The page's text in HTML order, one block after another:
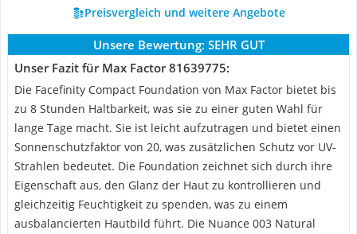
Preisvergleich und weitere Angebote
Unsere Bewertung: SEHR GUT
Unser Fazit für Max Factor 81639775:
Die Facefinity Compact Foundation von Max Factor bietet bis
zu 8 Stunden Haltbarkeit, was sie zu einer guten Wahl für
lange Tage macht. Sie ist leicht aufzutragen und bietet einen
Sonnenschutzfaktor von 20, was zusätzlichen Schutz vor UV-
Strahlen bedeutet. Die Foundation zeichnet sich durch ihre
Eigenschaft aus, den Glanz der Haut zu kontrollieren und
gleichzeitig Feuchtigkeit zu spenden, was zu einem
ausbalancierten Hautbild führt. Die Nuance 003 Natural